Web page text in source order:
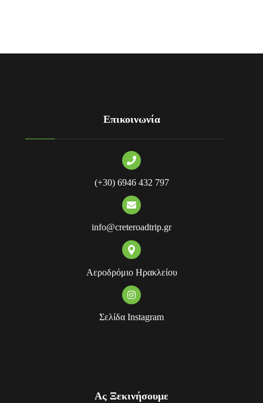
Επικοινωνία
(+30) 6946 432 797
info@creteroadtrip.gr
Αεροδρόμιο Ηρακλείου
Σελίδα Instagram
Ας Ξεκινήσουμε